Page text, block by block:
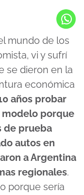
mundo de los
vi y sufrí
se dieron en la
económica
años probar
modelo porque
de prueba
autos en
a Argentina
regionales.
porque sería